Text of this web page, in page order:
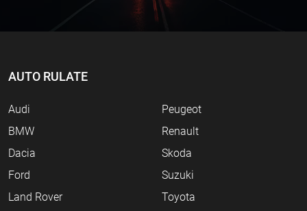
AUTO RULATE
Audi
BMW
Dacia
Ford
Land Rover
Peugeot
Renault
Skoda
Suzuki
Toyota